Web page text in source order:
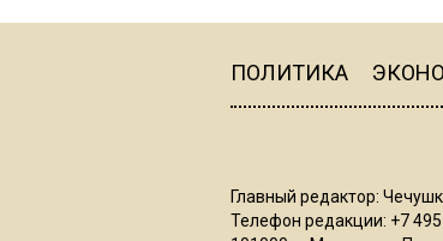
ПОЛИТИКА
Главный редактор:
Телефон редакции: +7